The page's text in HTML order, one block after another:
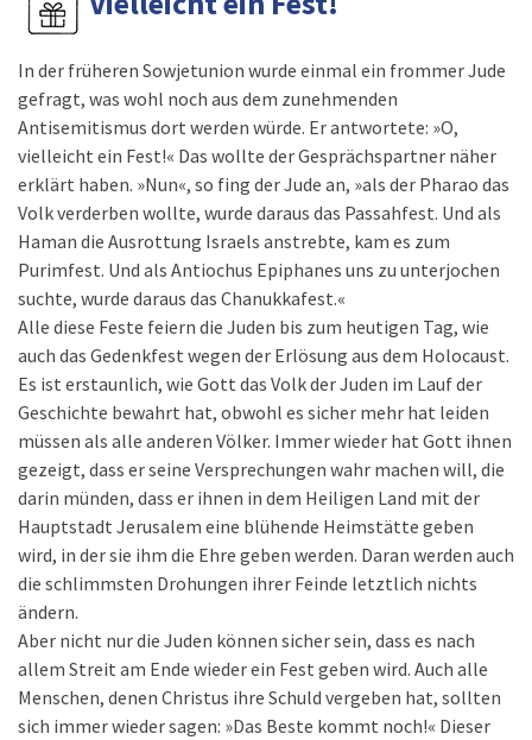
In der früheren Sowjetunion wurde einmal ein frommer Jude
gefragt, was wohl noch aus dem zunehmenden
Antisemitismus dort werden würde. Er antwortete: »O,
vielleicht ein Fest!« Das wollte der Gesprächspartner näher
erklärt haben. »Nun«, so fing der Jude an, »als der Pharao das
Volk verderben wollte, wurde daraus das Passahfest. Und als
Haman die Ausrottung Israels anstrebte, kam es zum
Purimfest. Und als Antiochus Epiphanes uns zu unterjochen
suchte, wurde daraus das Chanukkafest.«
Alle diese Feste feiern die Juden bis zum heutigen Tag, wie
auch das Gedenkfest wegen der Erlösung aus dem Holocaust.
Es ist erstaunlich, wie Gott das Volk der Juden im Lauf der
Geschichte bewahrt hat, obwohl es sicher mehr hat leiden
müssen als alle anderen Völker. Immer wieder hat Gott ihnen
gezeigt, dass er seine Versprechungen wahr machen will, die
darin münden, dass er ihnen in dem Heiligen Land mit der
Hauptstadt Jerusalem eine blühende Heimstätte geben
wird, in der sie ihm die Ehre geben werden. Daran werden auch
die schlimmsten Drohungen ihrer Feinde letztlich nichts
ändern.
Aber nicht nur die Juden können sicher sein, dass es nach
allem Streit am Ende wieder ein Fest geben wird. Auch alle
Menschen, denen Christus ihre Schuld vergeben hat, sollten
sich immer wieder sagen: »Das Beste kommt noch!« Dieser